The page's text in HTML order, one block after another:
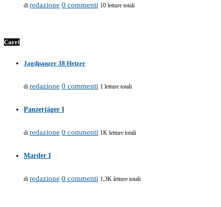
di redazione 0 commenti 10 letture totali
Carri
Jagdpanzer 38 Hetzer
di redazione 0 commenti 1 letture totali
Panzerjäger I
di redazione 0 commenti 1K letture totali
Marder I
di redazione 0 commenti 1,3K letture totali